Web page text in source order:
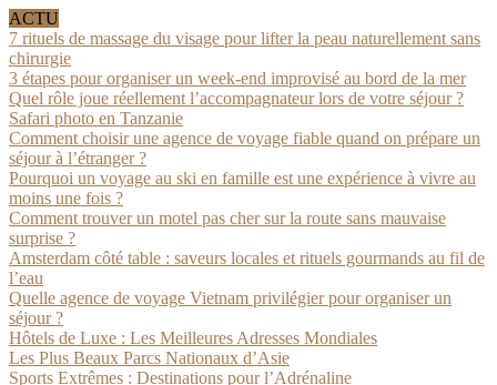
ACTU
7 rituels de massage du visage pour lifter la peau naturellement sans
chirurgie
3 étapes pour organiser un week-end improvisé au bord de la mer
Quel rôle joue réellement l’accompagnateur lors de votre séjour ?
Safari photo en Tanzanie
Comment choisir une agence de voyage fiable quand on prépare un
séjour à l’étranger ?
Pourquoi un voyage au ski en famille est une expérience à vivre au
moins une fois ?
Comment trouver un motel pas cher sur la route sans mauvaise
surprise ?
Amsterdam côté table : saveurs locales et rituels gourmands au fil de
l’eau
Quelle agence de voyage Vietnam privilégier pour organiser un
séjour ?
Hôtels de Luxe : Les Meilleures Adresses Mondiales
Les Plus Beaux Parcs Nationaux d’Asie
Sports Extrêmes : Destinations pour l’Adrénaline